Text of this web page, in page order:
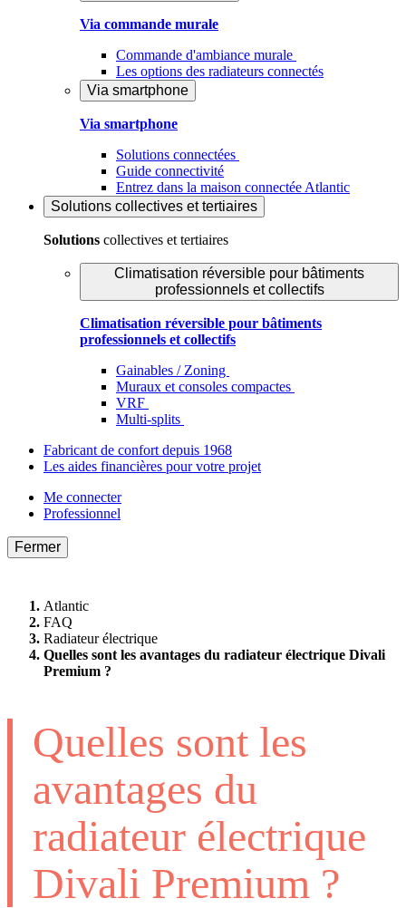
Via commande murale
Commande d'ambiance murale
Les options des radiateurs connectés
Via smartphone
Via smartphone
Solutions connectées
Guide connectivité
Entrez dans la maison connectée Atlantic
Solutions collectives et tertiaires
Solutions collectives et tertiaires
Climatisation réversible pour bâtiments
professionnels et collectifs
Climatisation réversible pour bâtiments
professionnels et collectifs
Gainables / Zoning
Muraux et consoles compactes
VRF
Multi-splits
Fabricant de confort depuis 1968
Les aides financières pour votre projet
Me connecter
Professionnel
Fermer
Atlantic
FAQ
Radiateur électrique
Quelles sont les avantages du radiateur électrique Divali
Premium ?
Quelles sont les
avantages du
radiateur électrique
Divali Premium ?